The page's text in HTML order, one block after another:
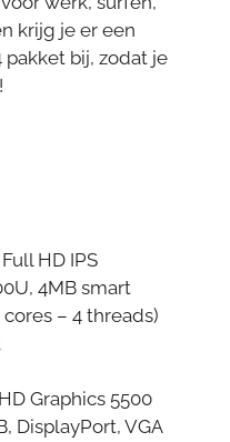
krijg je er een
bij, zodat je
HD IPS
4MB smart
cores – 4 threads)
Graphics 5500
DisplayPort, VGA